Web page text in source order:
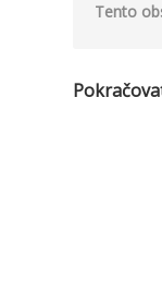
Tento